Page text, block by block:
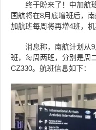
终于盼来了！中加航
国航将在8月底增班后，
加航班每周将再增4班，机
消息称，南航计划从
班，每周两班，分别是周
CZ330。航班信息如下：